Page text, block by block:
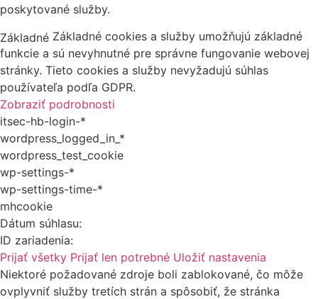
poskytované služby.
Základné Základné cookies a služby umožňujú základné
funkcie a sú nevyhnutné pre správne fungovanie webovej
stránky. Tieto cookies a služby nevyžadujú súhlas
používateľa podľa GDPR.
Zobraziť podrobnosti
itsec-hb-login-*
wordpress_logged_in_*
wordpress_test_cookie
wp-settings-*
wp-settings-time-*
mhcookie
Dátum súhlasu:
ID zariadenia:
Prijať všetky Prijať len potrebné Uložiť nastavenia
Niektoré požadované zdroje boli zablokované, čo môže
ovplyvniť služby tretích strán a spôsobiť, že stránka